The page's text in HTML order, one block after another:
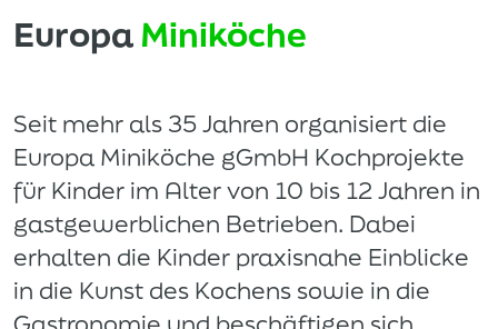
EuropaMiniköche
Seit mehr als 35 Jahren organisiert die
Europa Miniköche gGmbH Kochprojekte
für Kinder im Alter von 10 bis 12 Jahren in
gastgewerblichen Betrieben. Dabei
erhalten die Kinder praxisnahe Einblicke
in die Kunst des Kochens sowie in die